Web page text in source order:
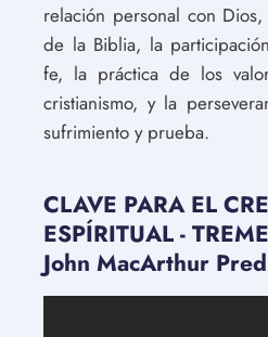
relación personal con
de la Biblia, la
fe, la práctica de los
cristianismo, y la
sufrimiento y prueba.
CLAVE PARA EL
ESPÍRITUAL -
John MacArthur